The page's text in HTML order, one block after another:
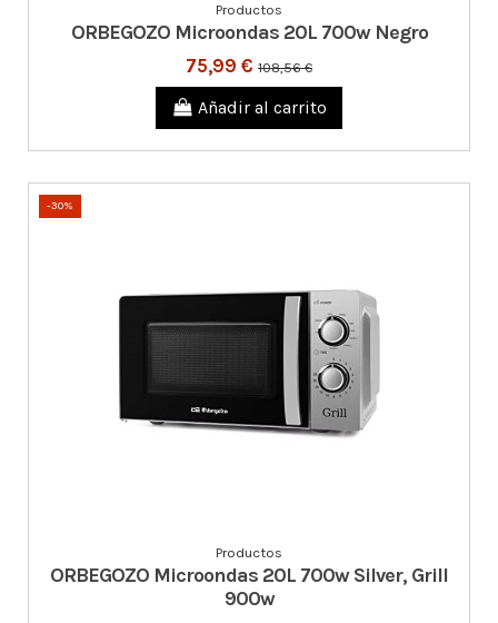
Productos
ORBEGOZO Microondas 20L 700w Negro
75,99 € 108,56 €
Añadir al carrito
-30%
Productos
ORBEGOZO Microondas 20L 700w Silver, Grill
900w